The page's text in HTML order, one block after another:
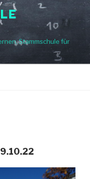
Stammschule für